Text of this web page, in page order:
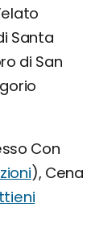
Santa
di San
Con
), Cena